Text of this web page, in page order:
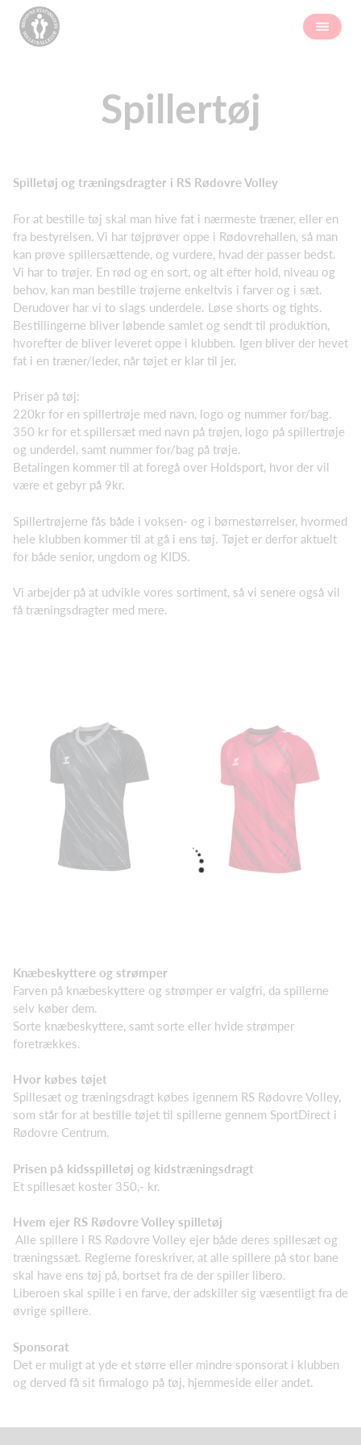
Spillertøj
Spilletøj og træningsdragter i RS Rødovre Volley
For at bestille tøj skal man hive fat i nærmeste træner, eller en
fra bestyrelsen. Vi har tøjprøver oppe i Rødovrehallen, så man
kan prøve spillersættende, og vurdere, hvad der passer bedst.
Vi har to trøjer. En rød og en sort, og alt efter hold, niveau og
behov, kan man bestille trøjerne enkeltvis i farver og i sæt.
Derudover har vi to slags underdele. Løse shorts og tights.
Bestillingerne bliver løbende samlet og sendt til produktion,
hvorefter de bliver leveret oppe i klubben. Igen bliver der hevet
fat i en træner/leder, når tøjet er klar til jer.
Priser på tøj:
220kr for en spillertrøje med navn, logo og nummer for/bag.
350 kr for et spillersæt med navn på trøjen, logo på spillertrøje
og underdel, samt nummer for/bag på trøje.
Betalingen kommer til at foregå over Holdsport, hvor der vil
være et gebyr på 9kr.
Spillertrøjerne fås både i voksen- og i børnestørrelser, hvormed
hele klubben kommer til at gå i ens tøj. Tøjet er derfor aktuelt
for både senior, ungdom og KIDS.
Vi arbejder på at udvikle vores sortiment, så vi senere også vil
få træningsdragter med mere.
Knæbeskyttere og strømper
Farven på knæbeskyttere og strømper er valgfri, da spillerne
selv køber dem.
Sorte knæbeskyttere, samt sorte eller hvide strømper
foretrækkes.
Hvor købes tøjet
Spillesæt og træningsdragt købes igennem RS Rødovre Volley,
som står for at bestille tøjet til spillerne gennem SportDirect i
Rødovre Centrum.
Prisen på kidsspilletøj og kidstræningsdragt
Et spillesæt koster 350,- kr.
Hvem ejer RS Rødovre Volley spilletøj
Alle spillere i RS Rødovre Volley ejer både deres spillesæt og
træningssæt. Reglerne foreskriver, at alle spillere på stor bane
skal have ens tøj på, bortset fra de der spiller libero.
Liberoen skal spille i en farve, der adskiller sig væsentligt fra de
øvrige spillere.
Sponsorat
Det er muligt at yde et større eller mindre sponsorat i klubben
og derved få sit firmalogo på tøj, hjemmeside eller andet.